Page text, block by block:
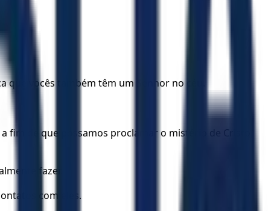
que vocês também têm um Senhor no céu.
fim de que possamos proclamar o mistério de Cristo
fazer.
com eles.